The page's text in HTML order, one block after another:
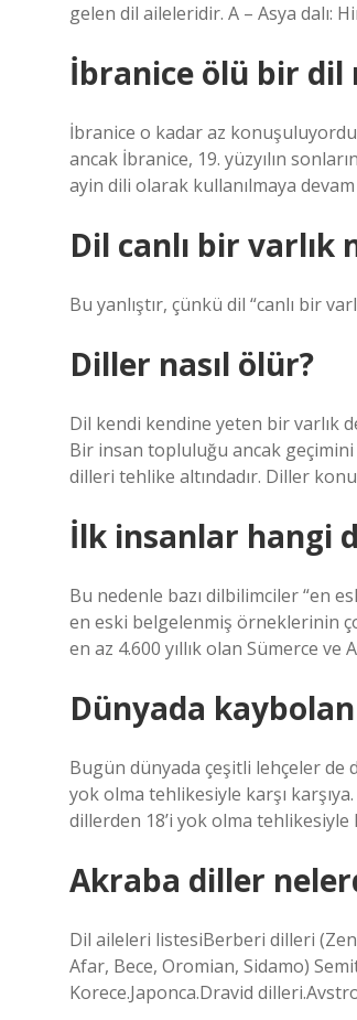
gelen dil aileleridir. A – Asya dalı:
İbranice ölü bir dil
İbranice o kadar az
ancak İbranice, 19. yüzyılın
ayin dili olarak kullanılmaya
Dil canlı bir varlık
Bu yanlıştır, çünkü dil “canlı bir
Diller nasıl ölür?
Dil kendi kendine yeten bir varlık
Bir insan topluluğu ancak
dilleri tehlike altındadır. Diller
İlk insanlar hangi
Bu nedenle bazı dilbilimciler “en
en eski belgelenmiş örneklerinin
en az 4.600 yıllık olan Sümerce ve
Dünyada
Bugün dünyada çeşitli lehçeler de
yok olma tehlikesiyle karşı
dillerden 18’i yok olma tehlikesiyle
Akraba diller
Dil aileleri listesiBerberi dilleri
Afar, Bece, Oromian, Sidamo)
Korece.Japonca.Dravid